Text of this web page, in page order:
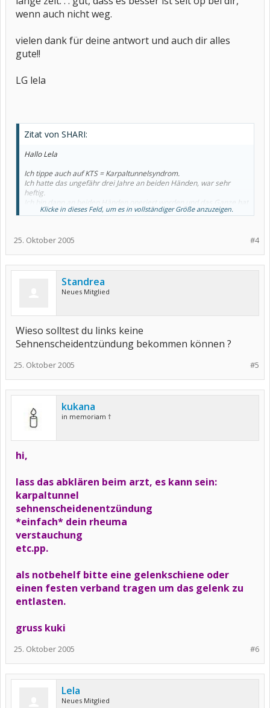
wenn auch nicht weg.
vielen dank für deine antwort und auch dir alles
gute!!
LG lela
Zitat von SHARI:
Hallo Lela
Ich tippe auch auf KTS = Karpaltunnelsyndrom.
Ich hatte das ungefähr drei Jahre an beiden Händen, war sehr
heftig.
Ich bin dann an beiden Händen operiert worden und das Ganze hat
sofort aufgehört.
Sprech Deinen Doc mal drauf an. Der schickt Dich dann zum
Neurologen und der kann es sofort feststellen.
Shari
Klicke in dieses Feld, um es in vollständiger Größe anzuzeigen.
#4
25. Oktober 2005
Standrea
Neues Mitglied
Wieso solltest du links keine
Sehnenscheidentzündung bekommen können ?
#5
25. Oktober 2005
kukana
in memoriam †
hi,
lass das abklären beim arzt, es kann sein:
karpaltunnel
sehnenscheidenentzündung
*einfach* dein rheuma
verstauchung
etc.pp.
als notbehelf bitte eine gelenkschiene oder
einen festen verband tragen um das gelenk zu
entlasten.
gruss kuki
#6
25. Oktober 2005
Lela
Neues Mitglied